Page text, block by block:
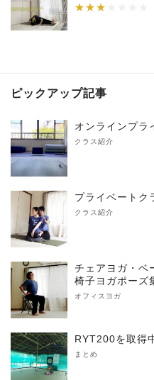
★★★
★★★★★★★
ピックアップ記事
オンラインプラ
クラス紹介
プライベートク
クラス紹介
チェアヨガ・ベ
椅子ヨガポーズ
オフィスヨガ
RYT200を取得
まとめ